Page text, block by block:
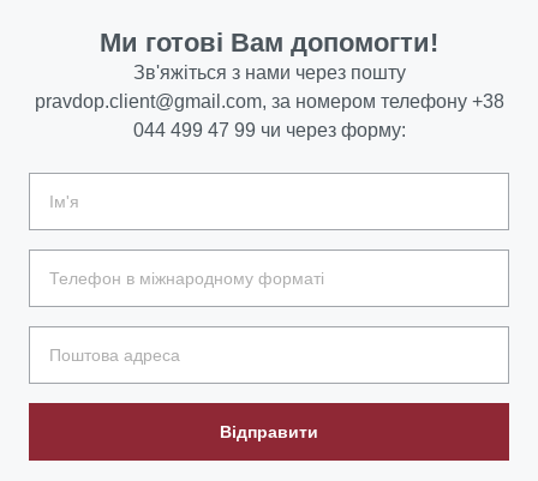
Ми готові Вам допомогти!
Зв'яжіться з нами через пошту
pravdop.client@gmail.com, за номером телефону +38
044 499 47 99 чи через форму:
Відправити